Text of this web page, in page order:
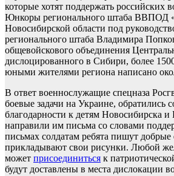
которые хотят поддержать российских
Юнкоры регионального штаба ВВПОД
Новосибирской области под
регионального штаба Владимира
общевойскового объединения
дислоцированного в Сибири, более
юными жителями региона написано
В ответ военнослужащие спецназа
боевые задачи на Украине, обратились
благодарности к детям Новосибирска
направили им письма со словами
письмах солдатам ребята пишут
прикладывают свои рисунки. Любой
может присоединиться к
будут доставлены в места дислокации